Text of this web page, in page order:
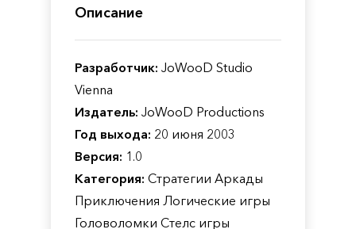
Описание
Разработчик: JoWooD Studio
Vienna
Издатель: JoWooD Productions
Год выхода: 20 июня 2003
Версия: 1.0
Категория: Стратегии Аркады
Приключения Логические игры
Головоломки Стелс игры